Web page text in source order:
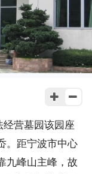
经营墓园该园座
。距宁波市中心
九峰山主峰，故